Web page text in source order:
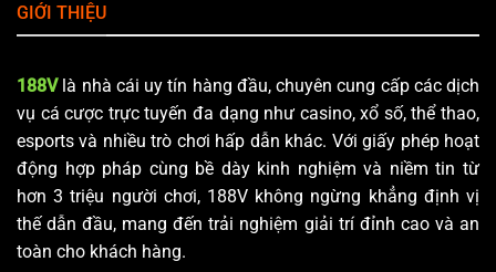
GIỚI THIỆU
188Vlà nhà cái uy tín hàng đầu, chuyên cung cấp các dịch
vụ cá cược trực tuyến đa dạng như casino, xổ số, thể thao,
esports và nhiều trò chơi hấp dẫn khác. Với giấy phép hoạt
động hợp pháp cùng bề dày kinh nghiệm và niềm tin từ
hơn 3 triệu người chơi, 188V không ngừng khẳng định vị
thế dẫn đầu, mang đến trải nghiệm giải trí đỉnh cao và an
toàn cho khách hàng.